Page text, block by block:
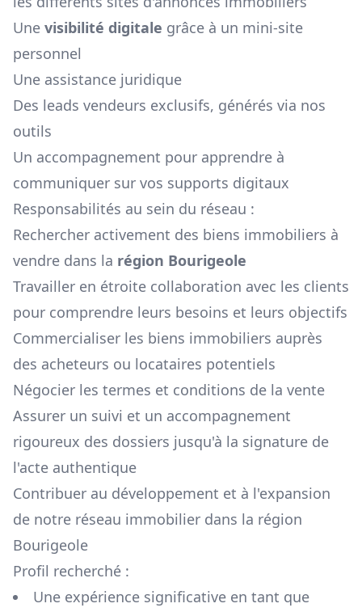
Une visibilité digitale grâce à un mini-site
personnel
Une assistance juridique
Des leads vendeurs exclusifs, générés via nos
outils
Un accompagnement pour apprendre à
communiquer sur vos supports digitaux
Responsabilités au sein du réseau :
Rechercher activement des biens immobiliers à
vendre dans la région Bourigeole
Travailler en étroite collaboration avec les clients
pour comprendre leurs besoins et leurs objectifs
Commercialiser les biens immobiliers auprès
des acheteurs ou locataires potentiels
Négocier les termes et conditions de la vente
Assurer un suivi et un accompagnement
rigoureux des dossiers jusqu'à la signature de
l'acte authentique
Contribuer au développement et à l'expansion
de notre réseau immobilier dans la région
Bourigeole
Profil recherché :
Une expérience significative en tant que